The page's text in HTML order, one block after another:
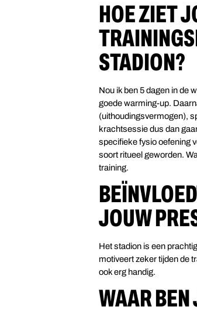
HOE ZIET
STADION?
Nou ik ben 5 dagen in de
goede warming-up.
(uithoudingsvermogen),
krachtsessie dus dan
specifieke fysio oefening
soort ritueel geworden.
training.
JOUW
Het stadion is een
motiveert zeker tijden de
ook erg handig.
WAAR BEN